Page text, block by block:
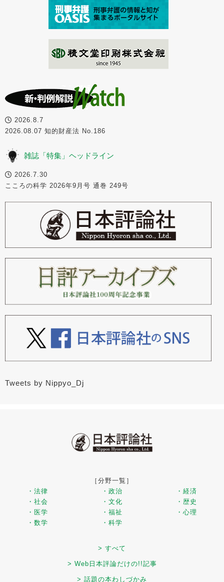
2026.8.7
2026.08.07 知的財産法 No.186
雑誌「特集」ヘッドライン
2026.7.30
こころの科学 2026年9月号 通巻 249号
Tweets by Nippyo_Dj
［分野一覧］
・法律
・政治
・経済
・社会
・文化
・歴史
・医学
・福祉
・心理
・数学
・科学
> すべて
> Web日本評論だけの!!記事
> 話題の本わしづかみ